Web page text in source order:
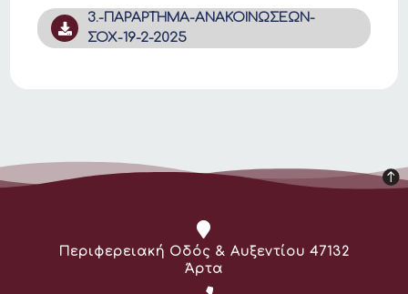
3.-ΠΑΡΑΡΤΗΜΑ-ΑΝΑΚΟΙΝΩΣΕΩΝ-
ΣΟΧ-19-2-2025
Διεύθυνση:
Περιφερειακή Οδός & Αυξεντίου 47132
Άρτα